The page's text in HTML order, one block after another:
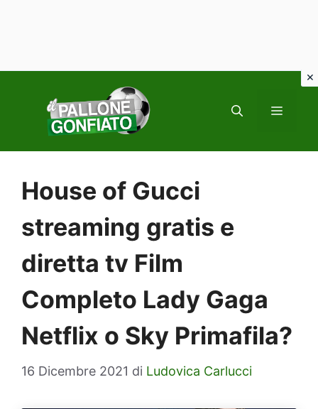
contenuto
MENU
House of Gucci
streaming gratis e
diretta tv Film
Completo Lady Gaga
Netflix o Sky Primafila?
16 Dicembre 2021 di Ludovica Carlucci